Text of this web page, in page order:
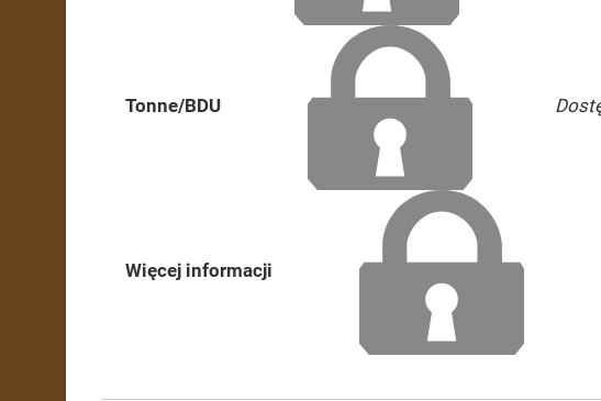
Tonne/BDU
Więcej informacji